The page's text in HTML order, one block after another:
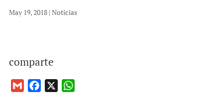
May 19, 2018| Noticias
comparte